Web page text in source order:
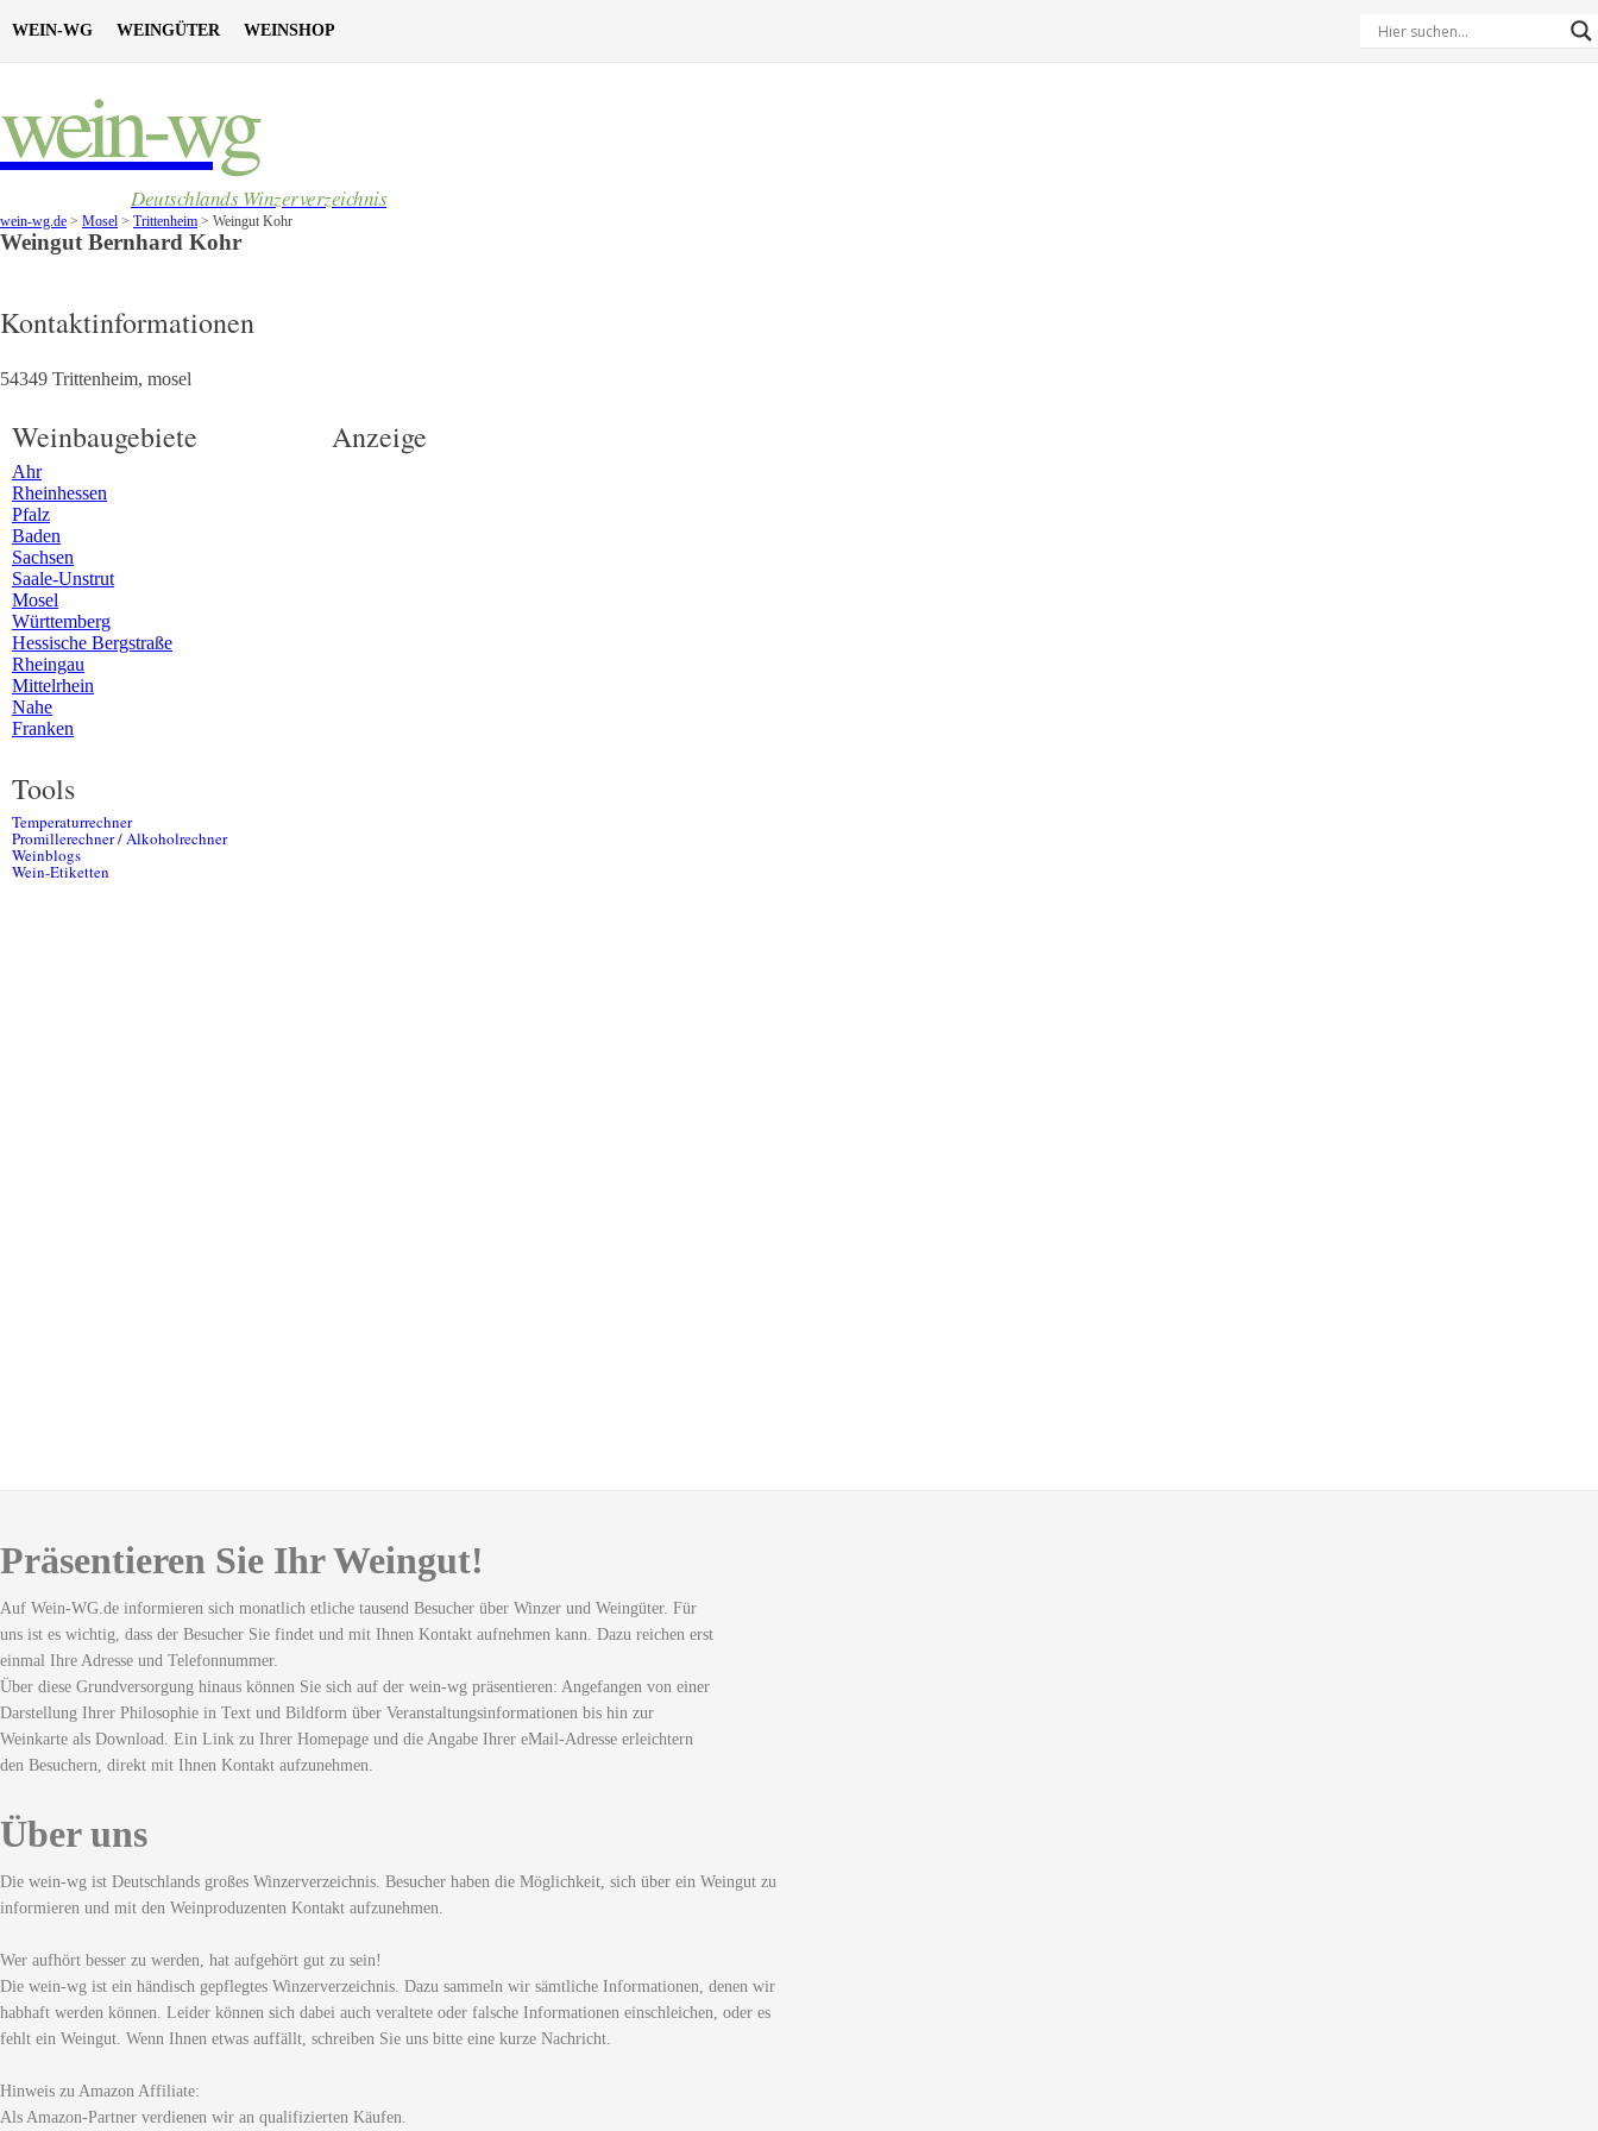
WEIN-WG WEINGÜTER WEINSHOP
wein-wg
Deutschlands Winzerverzeichnis
wein-wg.de > Mosel > Trittenheim > Weingut Kohr
Weingut Bernhard Kohr
Kontaktinformationen
54349 Trittenheim, mosel
Weinbaugebiete
Ahr
Rheinhessen
Pfalz
Baden
Sachsen
Saale-Unstrut
Mosel
Württemberg
Hessische Bergstraße
Rheingau
Mittelrhein
Nahe
Franken
Tools
Temperaturrechner
Promillerechner / Alkoholrechner
Weinblogs
Wein-Etiketten
Anzeige
Präsentieren Sie Ihr Weingut!
Auf Wein-WG.de informieren sich monatlich etliche tausend Besucher über Winzer und Weingüter. Für
uns ist es wichtig, dass der Besucher Sie findet und mit Ihnen Kontakt aufnehmen kann. Dazu reichen erst
einmal Ihre Adresse und Telefonnummer.
Über diese Grundversorgung hinaus können Sie sich auf der wein-wg präsentieren: Angefangen von einer
Darstellung Ihrer Philosophie in Text und Bildform über Veranstaltungsinformationen bis hin zur
Weinkarte als Download. Ein Link zu Ihrer Homepage und die Angabe Ihrer eMail-Adresse erleichtern
den Besuchern, direkt mit Ihnen Kontakt aufzunehmen.
Über uns
Die wein-wg ist Deutschlands großes Winzerverzeichnis. Besucher haben die Möglichkeit, sich über ein Weingut zu
informieren und mit den Weinproduzenten Kontakt aufzunehmen.
Wer aufhört besser zu werden, hat aufgehört gut zu sein!
Die wein-wg ist ein händisch gepflegtes Winzerverzeichnis. Dazu sammeln wir sämtliche Informationen, denen wir
habhaft werden können. Leider können sich dabei auch veraltete oder falsche Informationen einschleichen, oder es
fehlt ein Weingut. Wenn Ihnen etwas auffällt, schreiben Sie uns bitte eine kurze Nachricht.
Hinweis zu Amazon Affiliate:
Als Amazon-Partner verdienen wir an qualifizierten Käufen.